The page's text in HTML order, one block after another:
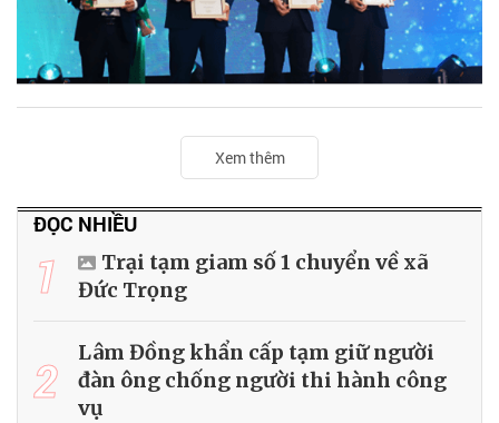
Xem thêm
ĐỌC NHIỀU
1
Trại tạm giam số 1 chuyển về xã
Đức Trọng
2
Lâm Đồng khẩn cấp tạm giữ người
đàn ông chống người thi hành công
vụ